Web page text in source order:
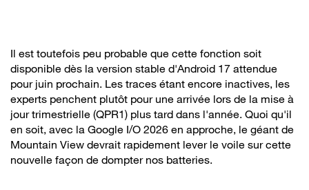
Il est toutefois peu probable que cette fonction soit
disponible dès la version stable d'Android 17 attendue
pour juin prochain. Les traces étant encore inactives, les
experts penchent plutôt pour une arrivée lors de la mise à
jour trimestrielle (QPR1) plus tard dans l'année. Quoi qu'il
en soit, avec la Google I/O 2026 en approche, le géant de
Mountain View devrait rapidement lever le voile sur cette
nouvelle façon de dompter nos batteries.